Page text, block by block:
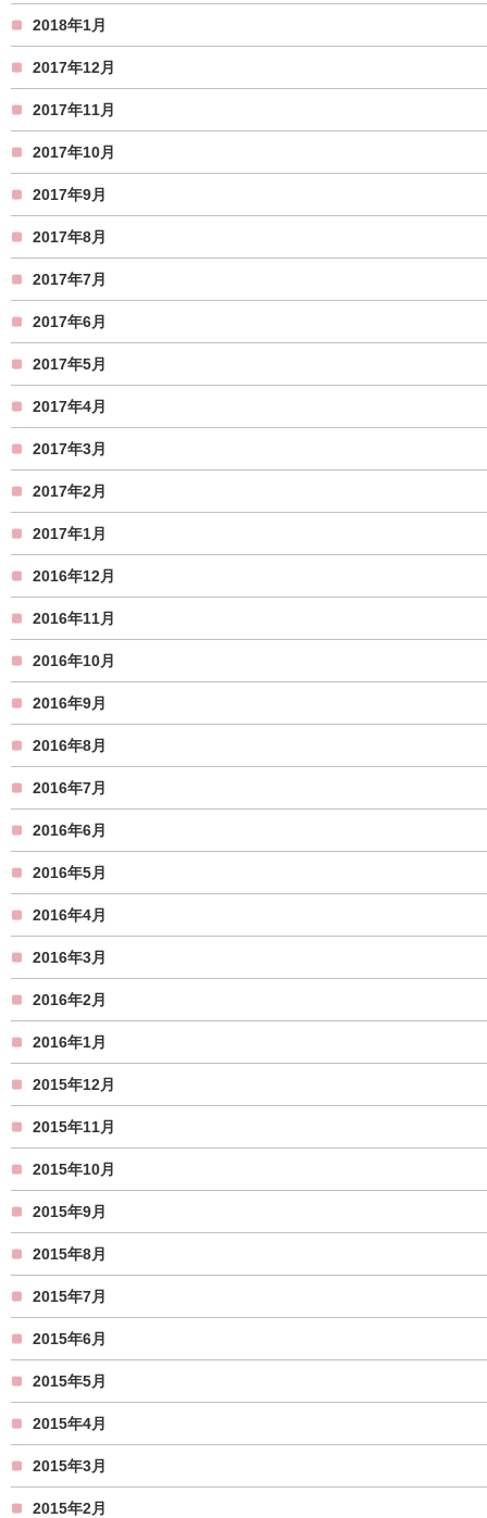
2018年1月
2017年12月
2017年11月
2017年10月
2017年9月
2017年8月
2017年7月
2017年6月
2017年5月
2017年4月
2017年3月
2017年2月
2017年1月
2016年12月
2016年11月
2016年10月
2016年9月
2016年8月
2016年7月
2016年6月
2016年5月
2016年4月
2016年3月
2016年2月
2016年1月
2015年12月
2015年11月
2015年10月
2015年9月
2015年8月
2015年7月
2015年6月
2015年5月
2015年4月
2015年3月
2015年2月